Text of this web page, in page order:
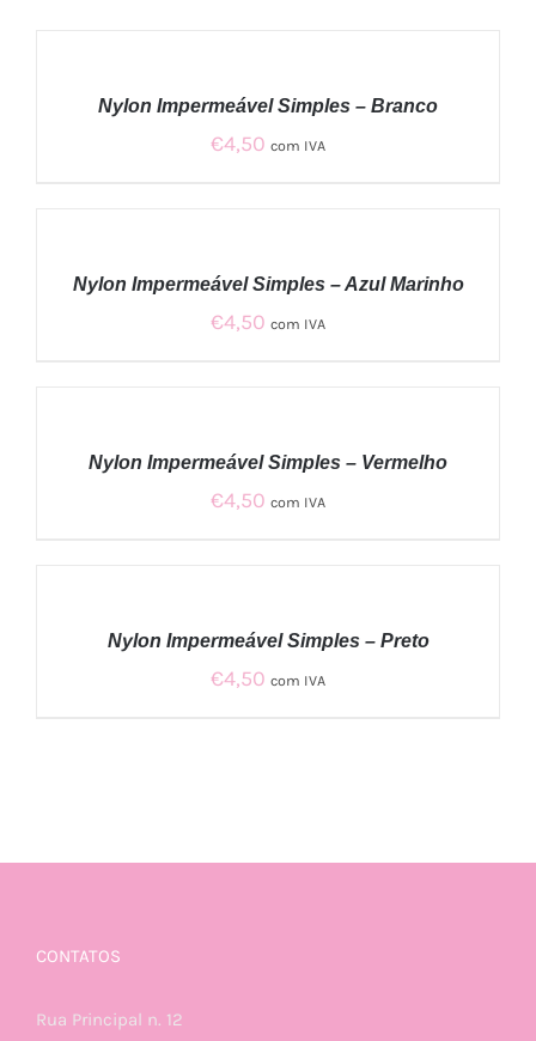
DETALHESNylon Impermeável Simples – Branco
€4,50 com IVA
DETALHES
Nylon Impermeável Simples – Azul Marinho
€4,50 com IVA
DETALHESNylon Impermeável Simples – Vermelho
€4,50 com IVA
DETALHESNylon Impermeável Simples – Preto
€4,50 com IVA
CONTATOS
Rua Principal n. 12